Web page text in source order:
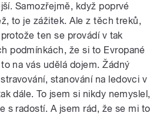
Samozřejmě, když poprvé
to je zážitek. Ale z těch treků,
ten se provádí v tak
podmínkách, že si to Evropané
na vás udělá dojem. Žádný
stanování na ledovci v
dále. To jsem si nikdy nemyslel,
s radostí. A jsem rád, že se mi to